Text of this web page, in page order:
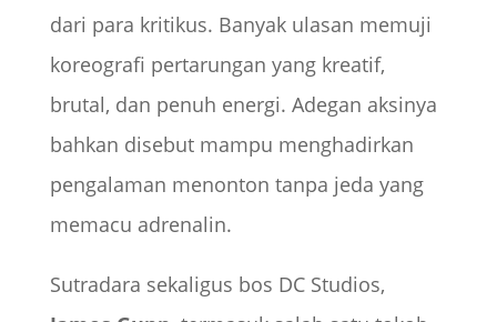
dari para kritikus. Banyak ulasan memuji
koreografi pertarungan yang kreatif,
brutal, dan penuh energi. Adegan aksinya
bahkan disebut mampu menghadirkan
pengalaman menonton tanpa jeda yang
memacu adrenalin.
Sutradara sekaligus bos DC Studios,